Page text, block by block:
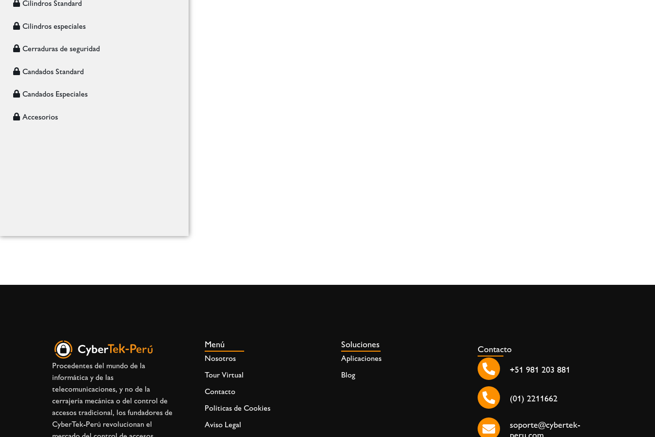
Cilindros Standard
Cilindros especiales
Cerraduras de seguridad
Candados Standard
Candados Especiales
Accesorios
Procedentes del mundo de la
informática y de las
telecomunicaciones, y no de la
cerrajería mecánica o del control de
accesos tradicional, los fundadores de
CyberTek-Perú revolucionan el
Menú
Nosotros
Tour Virtual
Contacto
Políticas de Cookies
Aviso Legal
Soluciones
Aplicaciones
Blog
Contacto
+51 981 203 881
(01) 2211662
soporte@cybertek-
peru.com